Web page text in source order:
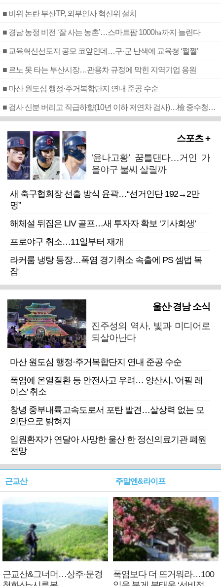
■ 비위 논란 부산TP, 외부인사 혁신위 설치
■ 경남 농정 비전 ‘잘 사는 농촌’…스마트팜 1000㏊까지 늘린다
■ 교육혁신선도지 공모 코앞인데…구·군 난색에 교육청 ‘쩔쩔’
■ 르노 못 타는 부산시장…관용차 규정에 막힌 지역기업 응원
■ 마산 원도심 행정·주거복합단지 연내 준공 수순
■ 검사 신분 버리고 직급하향(10년 이하 저연차 검사)…檢 중수청행 기피
스포츠 +
‘윤나고황’ 꿈틀댄다…거인 가
을야구 불씨 살릴까
새 축구협회장 선출 방식 윤곽…“선거인단 192→2만
명”
해체설 뒤집은 LIV 골프…새 투자자 확보 ‘기사회생’
프로야구 취소…11일부터 재개
라커룸 냉탕 등장…폭염 경기취소 속출에 PS 셈법 복
잡
울산·경남 소식
진주성의 역사, 빛과 미디어로
되살아난다
마산 원도심 행정·주거복합단지 연내 준공 수순
폭염에 온열질환 등 안전사고 우려… 양산시, '어필 레
이스' 취소
창녕 중부내륙고속도로서 포탄 발견…살상력 없는 모
의탄으로 밝혀져
입원환자가 연달아 사망한 울산 한 정신의료기관 폐원
전망
근교산
근교산&그너머…상주·문경
주말엔&라이프
폭염보다 더 뜨거워라…100